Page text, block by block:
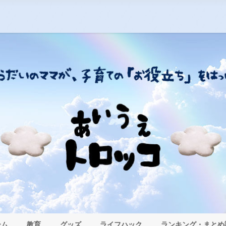
教育 グッズ ライフハック ランキング・まと